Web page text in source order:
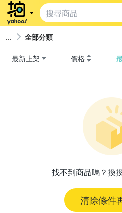
全部分類
最新上架 價格
找不到商品嗎？換
清除條件